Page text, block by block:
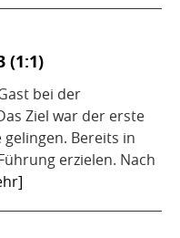
(1:1)
bei der
Ziel war der erste
Bereits in
erzielen. Nach